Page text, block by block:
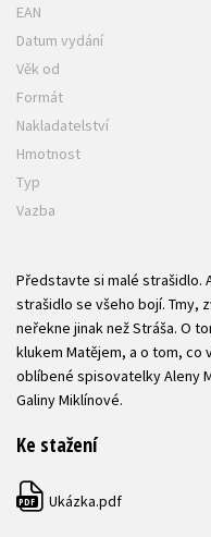
EAN
Datum vydání
Věk od
Formát
Nakladatelství
Hmotnost
Typ
Vazba
Představte si malé strašidlo.
strašidlo se všeho bojí. Tmy,
neřekne jinak než Stráša. O
klukem Matějem, a o tom, co
oblíbené spisovatelky Aleny
Galiny Miklínové.
Ke stažení
PDF Ukázka.pdf